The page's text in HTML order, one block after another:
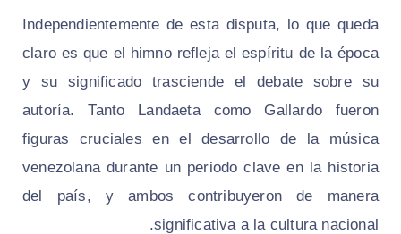
Independientemente de esta disputa, lo que queda
claro es que el himno refleja el espíritu de la época
y su significado trasciende el debate sobre su
autoría. Tanto Landaeta como Gallardo fueron
figuras cruciales en el desarrollo de la música
venezolana durante un periodo clave en la historia
del país, y ambos contribuyeron de manera
significativa a la cultura nacional.